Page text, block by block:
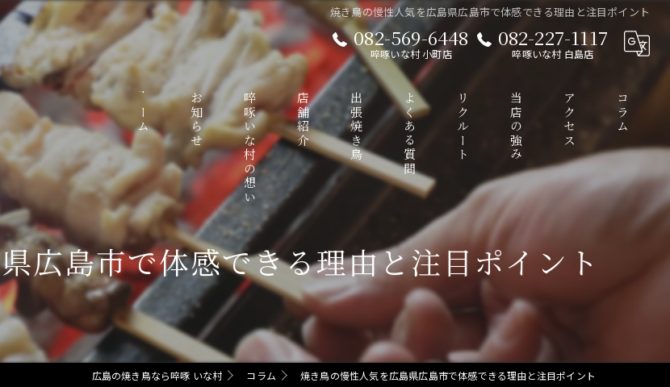
焼き鳥の慢性人気を広島県広島市で体感できる理由と注目ポイント
082-569-6448
啐啄いな村 小町店
082-227-1117
啐啄いな村 白島店
ホーム お知らせ 啐啄いな村の想い 店舗紹介 出張焼き鳥 よくある質問 リクルート 当店の強み
コース
ワイン
アクセス コラム
広島市で体感できる理由と注目ポイント
広島の焼き鳥なら啐啄 いな村 コラム 焼き鳥の慢性人気を広島県広島市で体感できる理由と注目ポイント